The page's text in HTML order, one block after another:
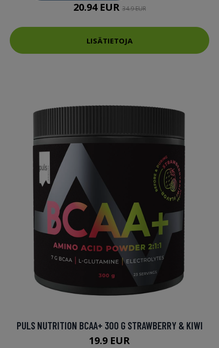
20.94 EUR34.9 EUR
LISÄTIETOJA
PULS NUTRITION BCAA+ 300 G STRAWBERRY & KIWI
19.9 EUR